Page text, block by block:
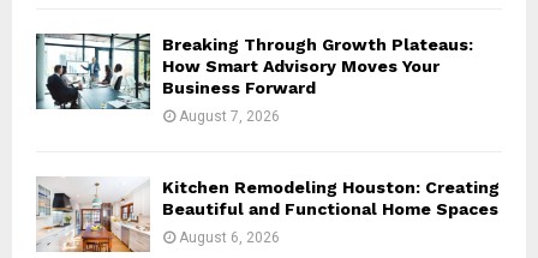
Breaking Through Growth Plateaus:
How Smart Advisory Moves Your
Business Forward
August 7, 2026
Kitchen Remodeling Houston: Creating
Beautiful and Functional Home Spaces
August 6, 2026